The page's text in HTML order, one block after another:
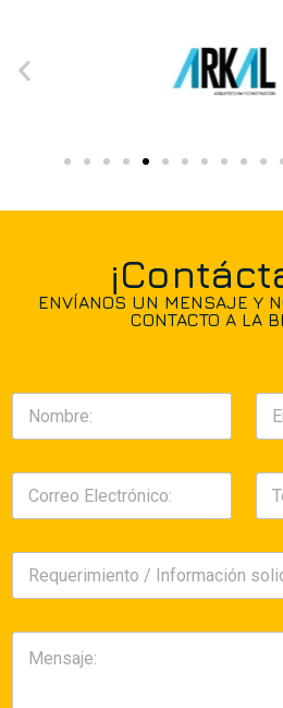
ENVÍANOS UN MENSAJE Y
CONTACTO A LA